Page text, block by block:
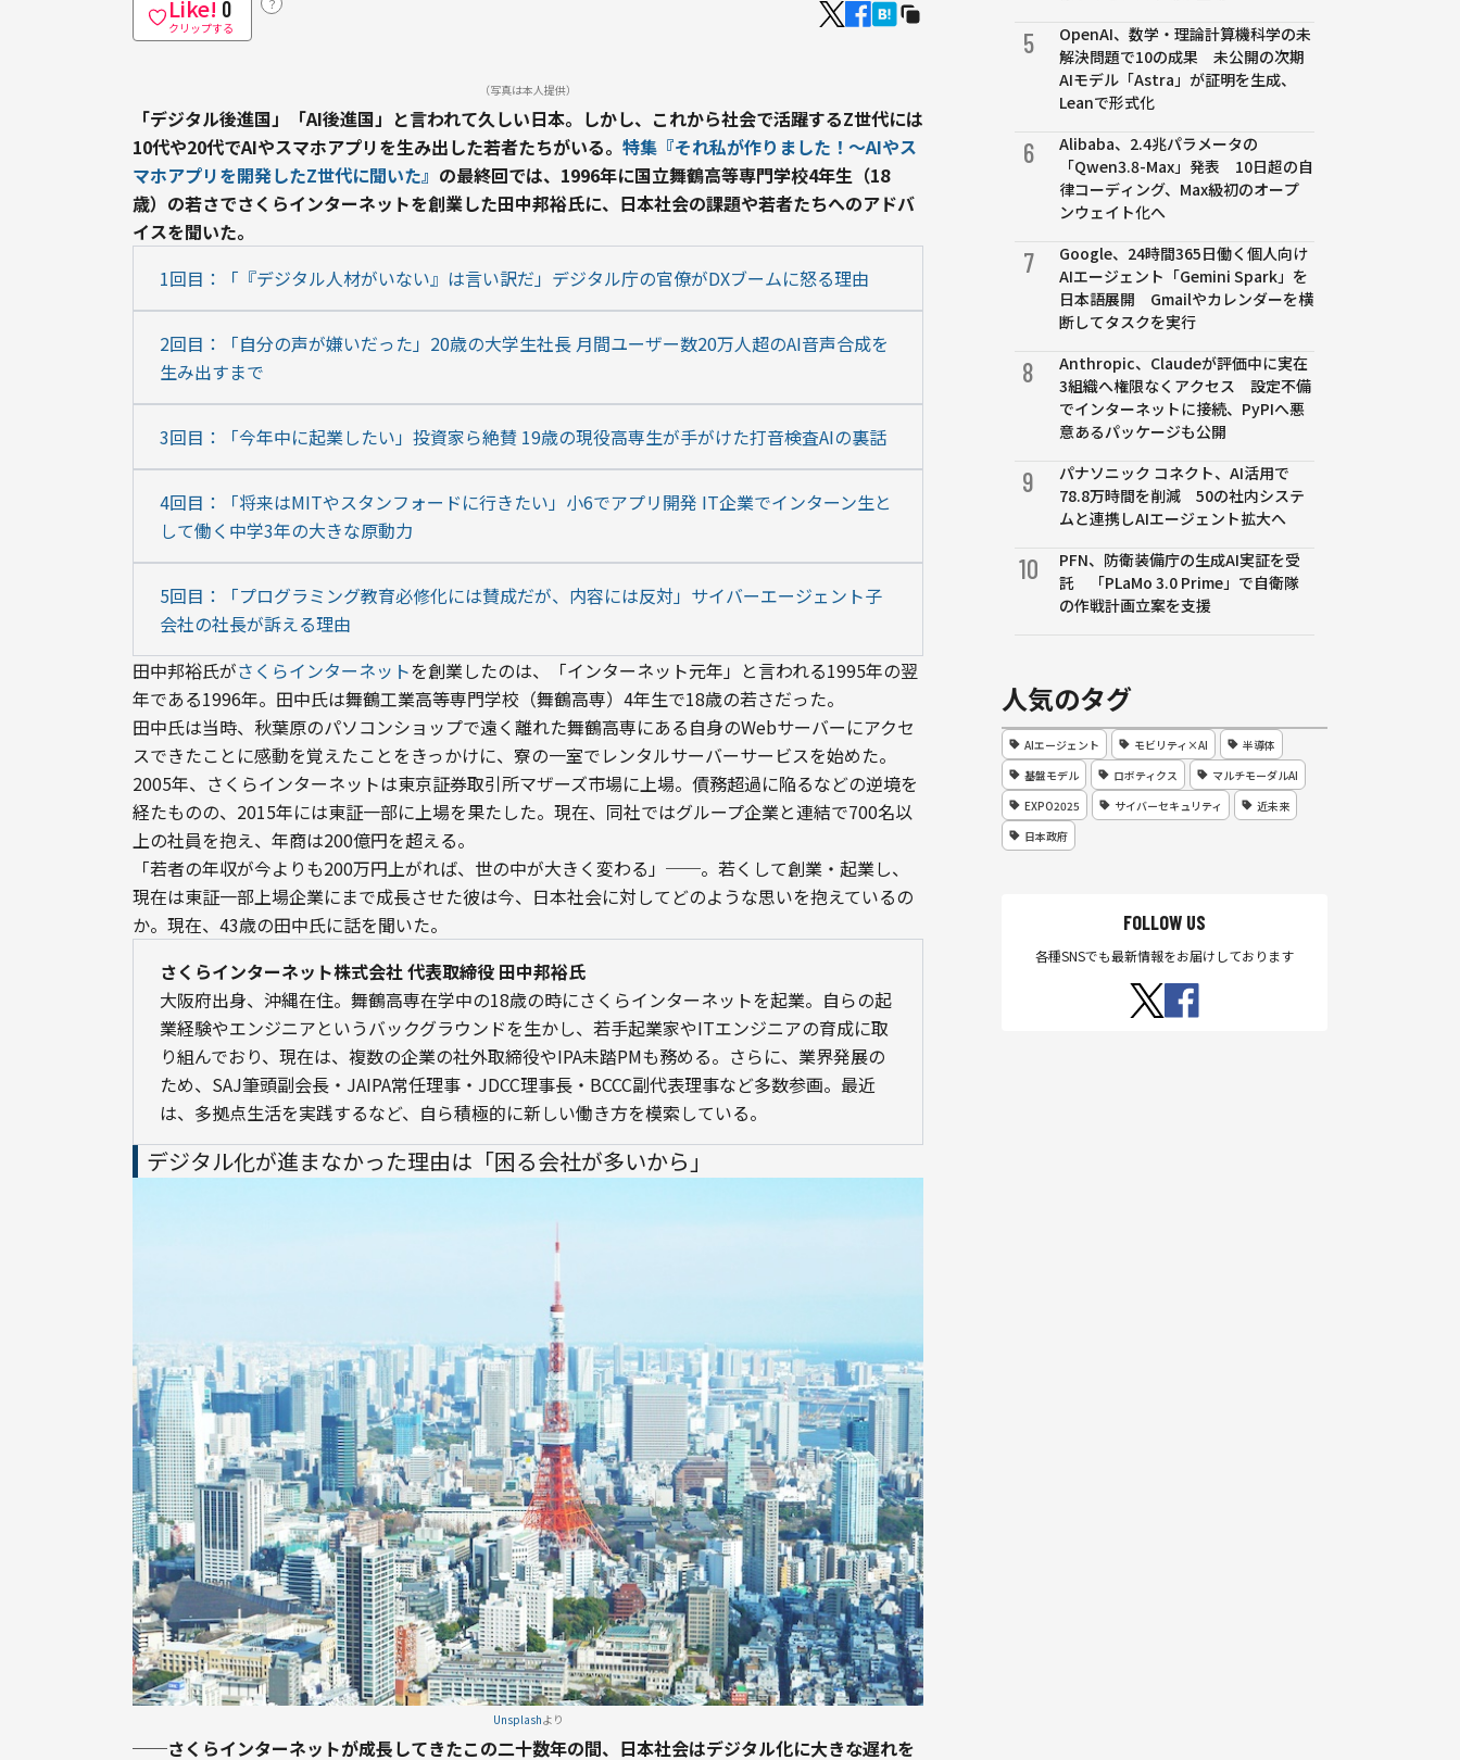
Like! 0
クリップする
（写真は本人提供）
「デジタル後進国」「AI後進国」と言われて久しい日本。しかし、これから社会で活躍するZ世代には
10代や20代でAIやスマホアプリを生み出した若者たちがいる。 特集『それ私が作りました！〜AIやス
マホアプリを開発したZ世代に聞いた』 の最終回では、1996年に国立舞鶴高等専門学校4年生（18
歳）の若さでさくらインターネットを創業した田中邦裕氏に、日本社会の課題や若者たちへのアドバ
イスを聞いた。
1回目：「『デジタル人材がいない』は言い訳だ」デジタル庁の官僚がDXブームに怒る理由
2回目：「自分の声が嫌いだった」20歳の大学生社長 月間ユーザー数20万人超のAI音声合成を
生み出すまで
3回目：「今年中に起業したい」投資家ら絶賛 19歳の現役高専生が手がけた打音検査AIの裏話
4回目：「将来はMITやスタンフォードに行きたい」小6でアプリ開発 IT企業でインターン生と
して働く中学3年の大きな原動力
5回目：「プログラミング教育必修化には賛成だが、内容には反対」サイバーエージェント子
会社の社長が訴える理由
田中邦裕氏がさくらインターネットを創業したのは、「インターネット元年」と言われる1995年の翌
年である1996年。田中氏は舞鶴工業高等専門学校（舞鶴高専）4年生で18歳の若さだった。
田中氏は当時、秋葉原のパソコンショップで遠く離れた舞鶴高専にある自身のWebサーバーにアクセ
スできたことに感動を覚えたことをきっかけに、寮の一室でレンタルサーバーサービスを始めた。
2005年、さくらインターネットは東京証券取引所マザーズ市場に上場。債務超過に陥るなどの逆境を
経たものの、2015年には東証一部に上場を果たした。現在、同社ではグループ企業と連結で700名以
上の社員を抱え、年商は200億円を超える。
「若者の年収が今よりも200万円上がれば、世の中が大きく変わる」──。若くして創業・起業し、
現在は東証一部上場企業にまで成長させた彼は今、日本社会に対してどのような思いを抱えているの
か。現在、43歳の田中氏に話を聞いた。
さくらインターネット株式会社 代表取締役 田中邦裕氏
大阪府出身、沖縄在住。舞鶴高専在学中の18歳の時にさくらインターネットを起業。自らの起
業経験やエンジニアというバックグラウンドを生かし、若手起業家やITエンジニアの育成に取
り組んでおり、現在は、複数の企業の社外取締役やIPA未踏PMも務める。さらに、業界発展の
ため、SAJ筆頭副会長・JAIPA常任理事・JDCC理事長・BCCC副代表理事など多数参画。最近
は、多拠点生活を実践するなど、自ら積極的に新しい働き方を模索している。
デジタル化が進まなかった理由は「困る会社が多いから」
Unsplashより
──さくらインターネットが成長してきたこの二十数年の間、日本社会はデジタル化に大きな遅れを
5
OpenAI、数学・理論計算機科学の未
解決問題で10の成果 未公開の次期
AIモデル「Astra」が証明を生成、
Leanで形式化
6
Alibaba、2.4兆パラメータの
「Qwen3.8-Max」発表 10日超の自
律コーディング、Max級初のオープ
ンウェイト化へ
7
Google、24時間365日働く個人向け
AIエージェント「Gemini Spark」を
日本語展開 Gmailやカレンダーを横
断してタスクを実行
8
Anthropic、Claudeが評価中に実在
3組織へ権限なくアクセス 設定不備
でインターネットに接続、PyPIへ悪
意あるパッケージも公開
9
パナソニック コネクト、AI活用で
78.8万時間を削減 50の社内システ
ムと連携しAIエージェント拡大へ
10
PFN、防衛装備庁の生成AI実証を受
託 「PLaMo 3.0 Prime」で自衛隊
の作戦計画立案を支援
人気のタグ
AIエージェント モビリティ×AI
半導体
基盤モデル
ロボティクス
マルチモーダルAI
EXPO2025
サイバーセキュリティ
近未来
日本政府
FOLLOW US
各種SNSでも最新情報をお届けしております